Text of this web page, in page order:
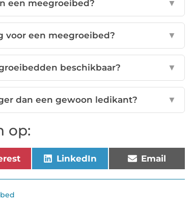
een meegroeibed? ▼
voor een meegroeibed? ▼
beschikbaar? ▼
dan een gewoon ledikant? ▼
op:
LinkedIn Email